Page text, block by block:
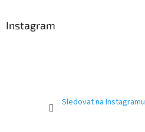
Instagram
Sledovat na Instagramu